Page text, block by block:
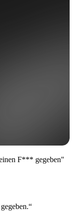
F*** gegeben"